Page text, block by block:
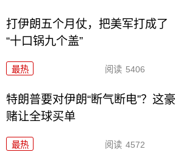
打伊朗五个月仗，把美军打成了
“十口锅九个盖”
最热 阅读 5406
特朗普要对伊朗“断气断电”？这豪
赌让全球买单
最热 阅读 4572